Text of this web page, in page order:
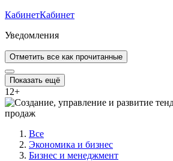
КабинетКабинет
Уведомления
Отметить все как прочитанные
Показать ещё
12+
Все
Экономика и бизнес
Бизнес и менеджмент